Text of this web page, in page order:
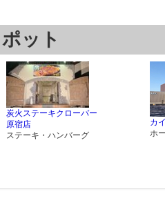
ット
炭火ステーキクローバー
原宿店
ステーキ・ハンバーグ
カ
ホ